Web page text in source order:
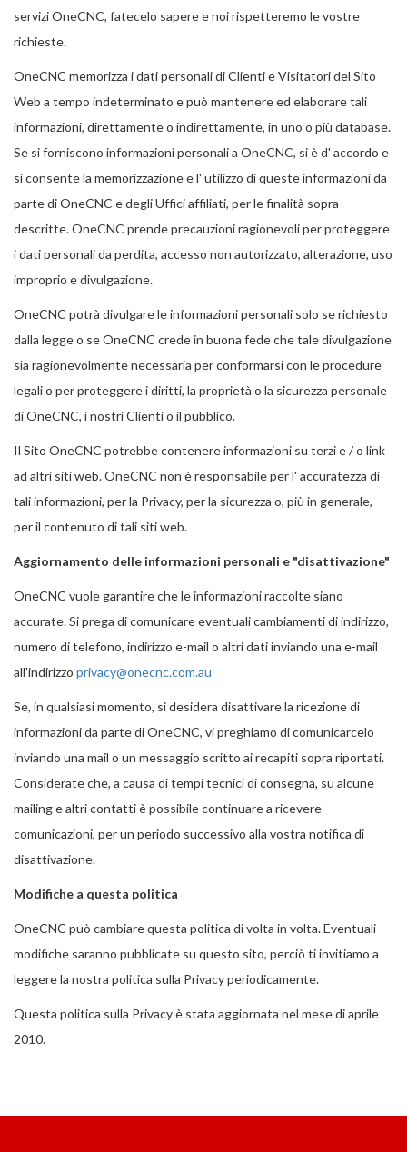
servizi OneCNC, fatecelo sapere e noi rispetteremo le vostre
richieste.
OneCNC memorizza i dati personali di Clienti e Visitatori del Sito
Web a tempo indeterminato e può mantenere ed elaborare tali
informazioni, direttamente o indirettamente, in uno o più database.
Se si forniscono informazioni personali a OneCNC, si è d' accordo e
si consente la memorizzazione e l' utilizzo di queste informazioni da
parte di OneCNC e degli Uffici affiliati, per le finalità sopra
descritte. OneCNC prende precauzioni ragionevoli per proteggere
i dati personali da perdita, accesso non autorizzato, alterazione, uso
improprio e divulgazione.
OneCNC potrà divulgare le informazioni personali solo se richiesto
dalla legge o se OneCNC crede in buona fede che tale divulgazione
sia ragionevolmente necessaria per conformarsi con le procedure
legali o per proteggere i diritti, la proprietà o la sicurezza personale
di OneCNC, i nostri Clienti o il pubblico.
Il Sito OneCNC potrebbe contenere informazioni su terzi e / o link
ad altri siti web. OneCNC non è responsabile per l' accuratezza di
tali informazioni, per la Privacy, per la sicurezza o, più in generale,
per il contenuto di tali siti web.
Aggiornamento delle informazioni personali e "disattivazione"
OneCNC vuole garantire che le informazioni raccolte siano
accurate. Si prega di comunicare eventuali cambiamenti di indirizzo,
numero di telefono, indirizzo e-mail o altri dati inviando una e-mail
all'indirizzo privacy@onecnc.com.au
Se, in qualsiasi momento, si desidera disattivare la ricezione di
informazioni da parte di OneCNC, vi preghiamo di comunicarcelo
inviando una mail o un messaggio scritto ai recapiti sopra riportati.
Considerate che, a causa di tempi tecnici di consegna, su alcune
mailing e altri contatti è possibile continuare a ricevere
comunicazioni, per un periodo successivo alla vostra notifica di
disattivazione.
Modifiche a questa politica
OneCNC può cambiare questa politica di volta in volta. Eventuali
modifiche saranno pubblicate su questo sito, perciò ti invitiamo a
leggere la nostra politica sulla Privacy periodicamente.
Questa politica sulla Privacy è stata aggiornata nel mese di aprile
2010.